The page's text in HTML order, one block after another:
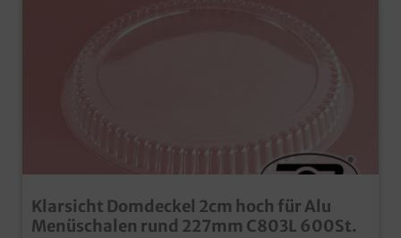
Klarsicht Domdeckel 2cm hoch für Alu
Menüschalen rund 227mm C803L 600St.